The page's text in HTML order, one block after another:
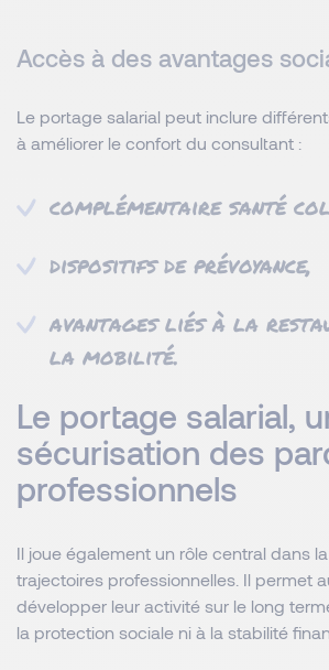
Accès à des avantages
Le portage salarial peut inclure
à améliorer le confort du consultant :
complémentaire santé
dispositifs de prévoyance,
avantages liés à la
la mobilité.
Le portage salarial,
sécurisation des
professionnels
Il joue également un rôle central dans
trajectoires professionnelles. Il permet
développer leur activité sur le long
la protection sociale ni à la stabilité